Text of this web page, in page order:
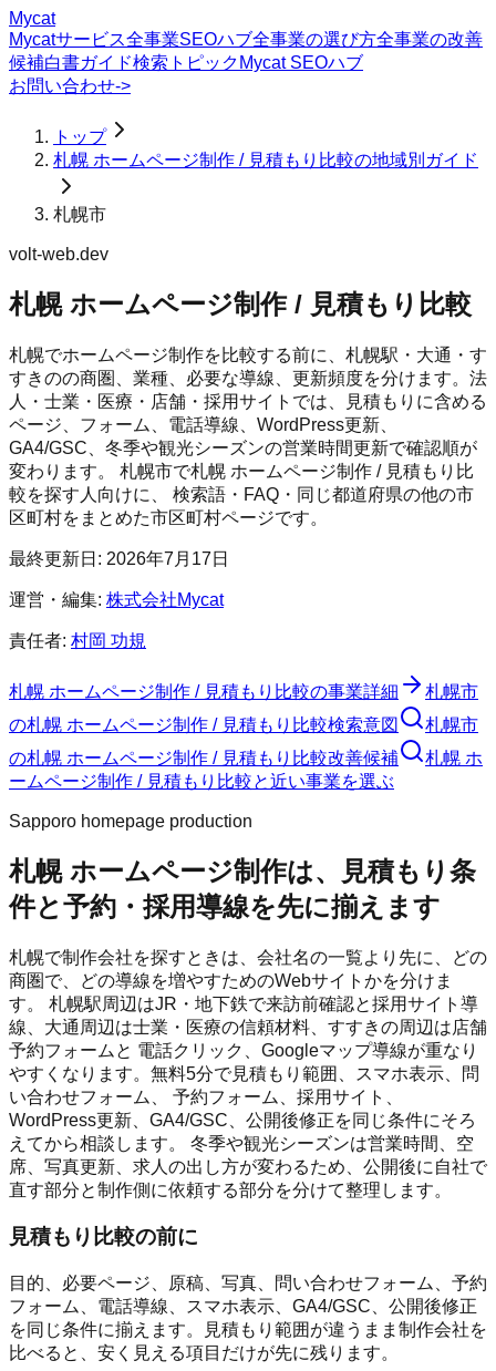
Mycat
Mycatサービス全事業SEOハブ全事業の選び方全事業の改善
候補白書ガイド検索トピック Mycat SEOハブ
お問い合わせ->
トップ
札幌 ホームページ制作 / 見積もり比較の地域別ガイド
札幌市
volt-web.dev
札幌 ホームページ制作 / 見積もり比較
札幌でホームページ制作を比較する前に、札幌駅・大通・す
すきのの商圏、業種、必要な導線、更新頻度を分けます。法
人・士業・医療・店舗・採用サイトでは、見積もりに含める
ページ、フォーム、電話導線、WordPress更新、
GA4/GSC、冬季や観光シーズンの営業時間更新で確認順が
変わります。 札幌市で札幌 ホームページ制作 / 見積もり比
較を探す人向けに、 検索語・FAQ・同じ都道府県の他の市
区町村をまとめた市区町村ページです。
最終更新日: 2026年7月17日
運営・編集: 株式会社Mycat
責任者: 村岡 功規
札幌 ホームページ制作 / 見積もり比較の事業詳細
札幌市
の札幌 ホームページ制作 / 見積もり比較検索意図
札幌市
の札幌 ホームページ制作 / 見積もり比較改善候補
札幌 ホ
ームページ制作 / 見積もり比較と近い事業を選ぶ
Sapporo homepage production
札幌 ホームページ制作は、見積もり条
件と予約・採用導線を先に揃えます
札幌で制作会社を探すときは、会社名の一覧より先に、どの
商圏で、どの導線を増やすためのWebサイトかを分けま
す。 札幌駅周辺はJR・地下鉄で来訪前確認と採用サイト導
線、大通周辺は士業・医療の信頼材料、すすきの周辺は店舗
予約フォームと 電話クリック、Googleマップ導線が重なり
やすくなります。無料5分で見積もり範囲、スマホ表示、問
い合わせフォーム、 予約フォーム、採用サイト、
WordPress更新、GA4/GSC、公開後修正を同じ条件にそろ
えてから相談します。 冬季や観光シーズンは営業時間、空
席、写真更新、求人の出し方が変わるため、公開後に自社で
直す部分と制作側に依頼する部分を分けて整理します。
見積もり比較の前に
目的、必要ページ、原稿、写真、問い合わせフォーム、予約
フォーム、電話導線、スマホ表示、GA4/GSC、公開後修正
を同じ条件に揃えます。見積もり範囲が違うまま制作会社を
比べると、安く見える項目だけが先に残ります。